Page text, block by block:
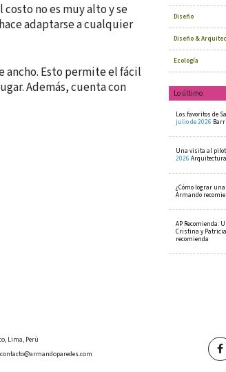
no es muy alto y se
adaptarse a cualquier
ancho. Esto permite el fácil
Además, cuenta con
Diseño
Diseño &
Ecología
Lo último
Los favoritos de
julio de 2026
Una visita al
2026
¿Cómo lograr
Armando
AP Recomienda:
Cristina y
recomienda
Lima, Perú
contacto@armandoparedes.com